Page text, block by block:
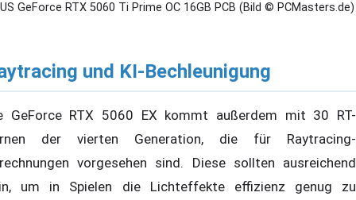
GeForce RTX 5060 Ti Prime OC 16GB PCB (Bild © PCMasters.de)
und KI-Bechleunigung
GeForce RTX 5060 EX kommt außerdem mit 30 RT-
der vierten Generation, die für Raytracing-
vorgesehen sind. Diese sollten ausreichend
um in Spielen die Lichteffekte effizienz genug zu